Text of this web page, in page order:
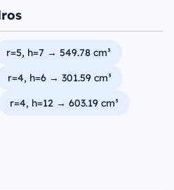
r=5, h=7 → 549.78 cm³
r=4, h=6 → 301.59 cm³
r=4, h=12 → 603.19 cm³